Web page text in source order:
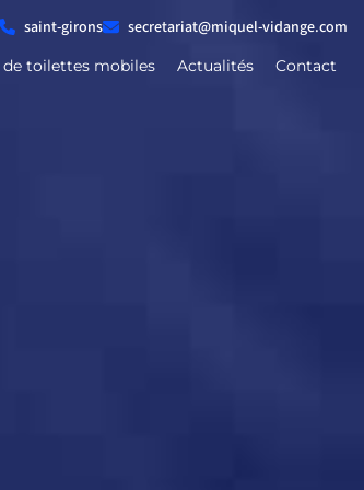
saint-girons secretariat@miquel-vidange.com
de toilettes mobiles Actualités Contact